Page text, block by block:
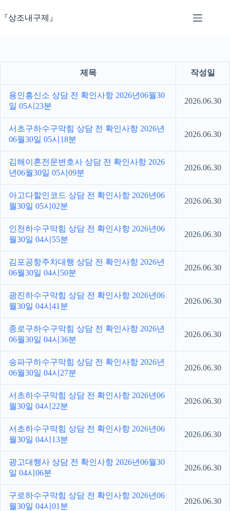
문『상조내구제』
제목 작성일
용인흥신소 상담 전 확인사항 2026년06월30
일 05시23분
2026.06.30
서초구하수구막힘 상담 전 확인사항 2026년
06월30일 05시18분
2026.06.30
김해이혼전문변호사 상담 전 확인사항 2026
년06월30일 05시09분
2026.06.30
아고다할인코드 상담 전 확인사항 2026년06
월30일 05시02분
2026.06.30
인천하수구막힘 상담 전 확인사항 2026년06
월30일 04시55분
2026.06.30
김포공항주차대행 상담 전 확인사항 2026년
06월30일 04시50분
2026.06.30
광진하수구막힘 상담 전 확인사항 2026년06
월30일 04시41분
2026.06.30
종로구하수구막힘 상담 전 확인사항 2026년
06월30일 04시36분
2026.06.30
송파구하수구막힘 상담 전 확인사항 2026년
06월30일 04시27분
2026.06.30
서초하수구막힘 상담 전 확인사항 2026년06
월30일 04시22분
2026.06.30
서초하수구막힘 상담 전 확인사항 2026년06
월30일 04시13분
2026.06.30
광고대행사 상담 전 확인사항 2026년06월30
일 04시06분
2026.06.30
구로하수구막힘 상담 전 확인사항 2026년06
월30일 04시01분
2026.06.30